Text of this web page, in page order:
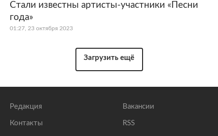
Стали известны артисты-участники «Песни
года»
01:27, 23 октября 2023
Загрузить ещё
Редакция
Контакты
Вакансии
RSS